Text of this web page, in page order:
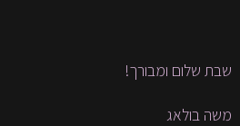
שבת שלום ומבורך!
משה בולאג